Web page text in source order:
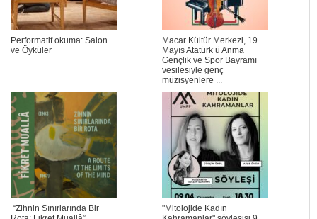
Performatif okuma: Salon
ve Öyküler
Macar Kültür Merkezi, 19
Mayıs Atatürk’ü Anma
Gençlik ve Spor Bayramı
vesilesiyle genç
müzisyenlere ...
“Zihnin Sınırlarında Bir
"Mitolojide Kadın